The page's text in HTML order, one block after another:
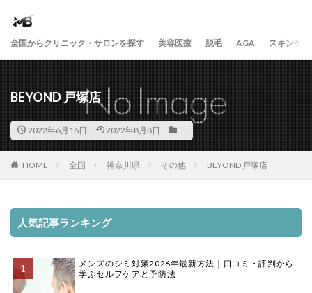
全国からクリニック・サロンを探す 美容医療 脱毛 AGA スキンケア
BEYOND 戸塚店
2022年6月16日 2022年8月8日
HOME 全国 神奈川県 その他 BEYOND 戸塚店
人気記事ランキング
メンズのシミ対策2026年最新方法｜口コミ・評判から
学ぶセルフケアと予防法